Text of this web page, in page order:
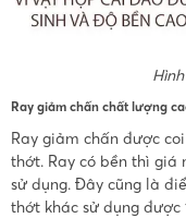
Ray giảm chấn chất lượng
Ray giảm chấn được
thớt. Ray có bền thì giá
sử dụng. Đây cũng là
thớt khác sử dụng được